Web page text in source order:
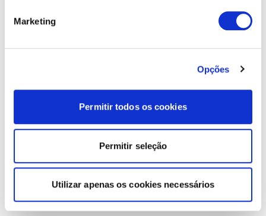
Marketing
Opções
Permitir todos os cookies
Permitir seleção
Utilizar apenas os cookies necessários